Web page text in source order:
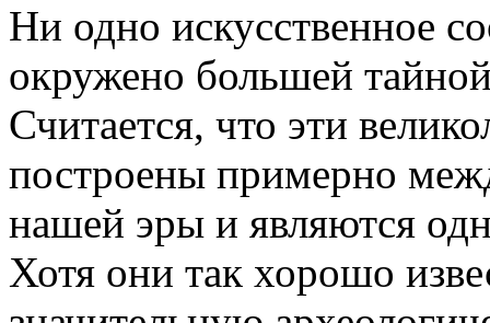
Ни одно искусственное
окружено большей
Считается, что эти
построены примерно
нашей эры и являются
Хотя они так хорошо